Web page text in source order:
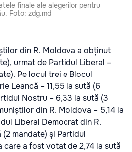
finale ale alegerilor pentru
Foto: zdg.md
din R. Moldova a obținut
urmat de Partidul Liberal –
Pe locul trei e Blocul
Leancă – 11,55 la sută (6
Nostru – 6,33 la sută (3
din R. Moldova – 5,14 la
Liberal Democrat din R.
mandate) și Partidul
care a fost votat de 2,74 la sută